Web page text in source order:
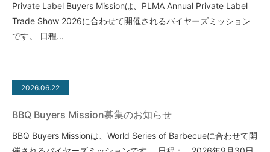
Private Label Buyers Missionは、PLMA Annual Private Label
Trade Show 2026に合わせて開催されるバイヤーズミッション
です。 日程...
2026.06.22
BBQ Buyers Mission募集のお知らせ
BBQ Buyers Missionは、World Series of Barbecueに合わせて開